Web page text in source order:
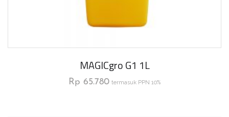
MAGICgro G1 1L
Rp 65.780 termasuk PPN 10%